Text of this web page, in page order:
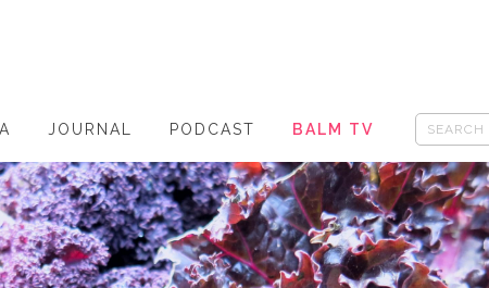
JOURNAL PODCAST BALM TV